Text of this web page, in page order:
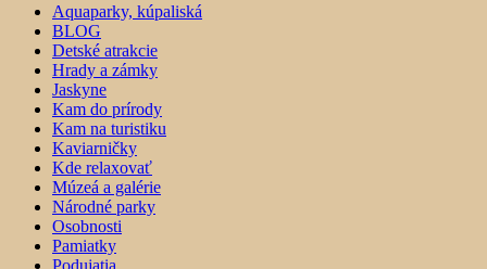
Aquaparky, kúpaliská
BLOG
Detské atrakcie
Hrady a zámky
Jaskyne
Kam do prírody
Kam na turistiku
Kaviarničky
Kde relaxovať
Múzeá a galérie
Národné parky
Osobnosti
Pamiatky
Podujatia